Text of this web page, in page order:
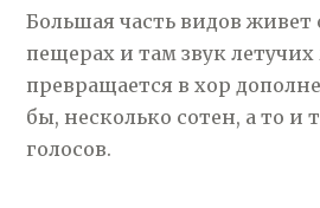
Большая часть видов
пещерах и там звук
превращается в хор
бы, несколько сотен, а то и
голосов.